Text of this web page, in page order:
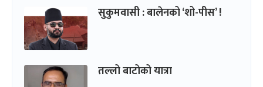
सुकुमवासी : बालेनको ‘शो-पीस’ !
तल्लो बाटोको यात्रा